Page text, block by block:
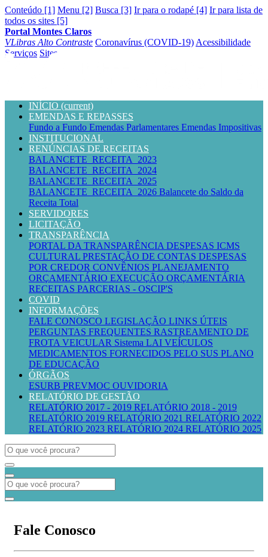
Conteúdo [1] Menu [2] Busca [3] Ir para o rodapé [4] Ir para lista de
todos os sites [5]
Portal Montes Claros
VLibras Alto Contraste Coronavírus (COVID-19) Acessibilidade
Serviços Sites
INÍCIO (current)
EMENDAS E REPASSES
Fundo a Fundo Emendas Parlamentares Emendas Impositivas
INSTITUCIONAL
RENÚNCIAS DE RECEITAS
BALANCETE_RECEITA_2023
BALANCETE_RECEITA_2024
BALANCETE_RECEITA_2025
BALANCETE_RECEITA_2026 Balancete do Saldo da
Receita Total
SERVIDORES
LICITAÇÃO
TRANSPARÊNCIA
PORTAL DA TRANSPARÊNCIA DESPESAS ICMS
CULTURAL PRESTAÇÃO DE CONTAS DESPESAS
POR CREDOR CONVÊNIOS PLANEJAMENTO
ORÇAMENTÁRIO EXECUÇÃO ORÇAMENTÁRIA
RECEITAS PARCERIAS - OSCIP'S
COVID
INFORMAÇÕES
FALE CONOSCO LEGISLAÇÃO LINKS ÚTEIS
PERGUNTAS FREQUENTES RASTREAMENTO DE
FROTA VEICULAR Sistema LAI VEÍCULOS
MEDICAMENTOS FORNECIDOS PELO SUS PLANO
DE EDUCAÇÃO
ÓRGÃOS
ESURB PREVMOC OUVIDORIA
RELATÓRIO DE GESTÃO
RELATÓRIO 2017 - 2019 RELATÓRIO 2018 - 2019
RELATÓRIO 2019 RELATÓRIO 2021 RELATÓRIO 2022
RELATÓRIO 2023 RELATÓRIO 2024 RELATÓRIO 2025
Fale Conosco